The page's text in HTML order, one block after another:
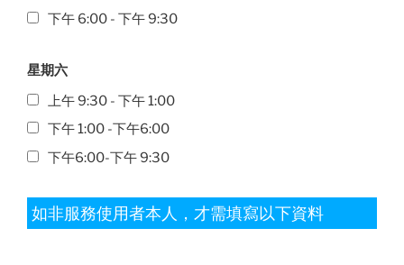
下午 6:00 - 下午 9:30
星期六
上午 9:30 - 下午 1:00
下午 1:00 -下午6:00
下午6:00-下午 9:30
如非服務使用者本人，才需填寫以下資料